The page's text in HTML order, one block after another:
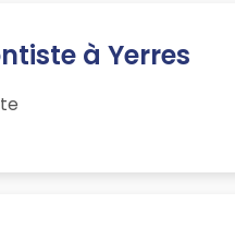
à Yerres